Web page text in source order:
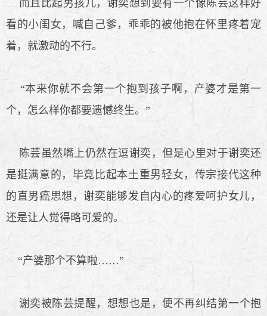
而且比起男孩儿，谢奕想到要有一个像陈芸这样好
看的小闺女，喊自己爹，乖乖的被他抱在怀里疼着宠
着，就激动的不行。
“本来你就不会第一个抱到孩子啊，产婆才是第一
个，怎么样你都要遗憾终生。”
陈芸虽然嘴上仍然在逗谢奕，但是心里对于谢奕还
是挺满意的，毕竟比起本土重男轻女，传宗接代这种
的直男癌思想，谢奕能够发自内心的疼爱呵护女儿，
还是让人觉得略可爱的。
“产婆那个不算啦……”
谢奕被陈芸提醒，想想也是，便不再纠结第一个抱